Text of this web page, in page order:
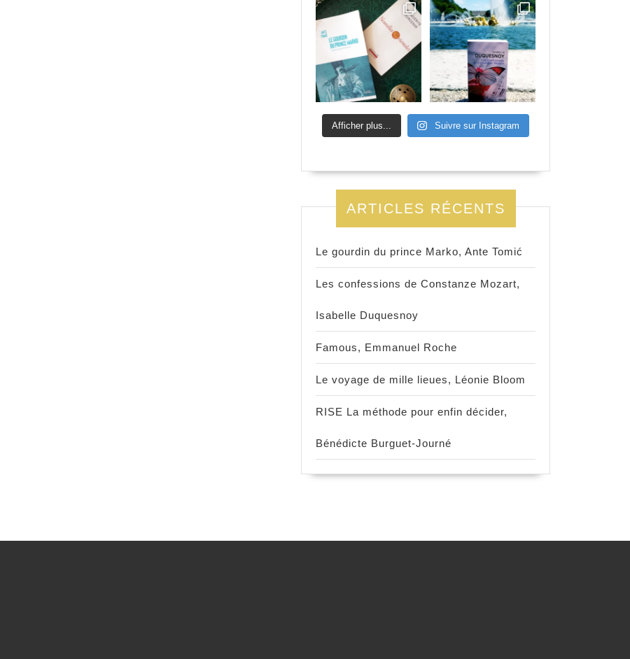
Afficher plus... Suivre sur Instagram
ARTICLES RÉCENTS
Le gourdin du prince Marko, Ante Tomić
Les confessions de Constanze Mozart,
Isabelle Duquesnoy
Famous, Emmanuel Roche
Le voyage de mille lieues, Léonie Bloom
RISE La méthode pour enfin décider,
Bénédicte Burguet-Journé